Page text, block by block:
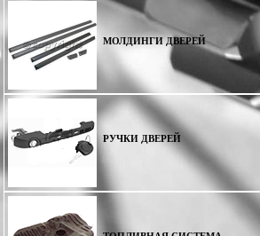
МОЛДИНГИ ДВЕРЕЙ
РУЧКИ ДВЕРЕЙ